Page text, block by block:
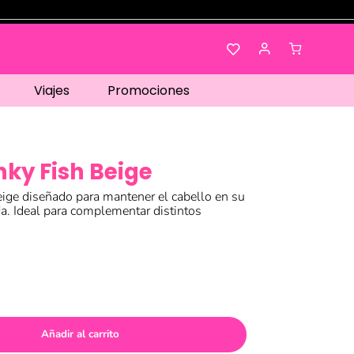
Viajes Promociones
Fish Beige
diseñado para mantener el cabello en su
Ideal para complementar distintos
Añadir al carrito